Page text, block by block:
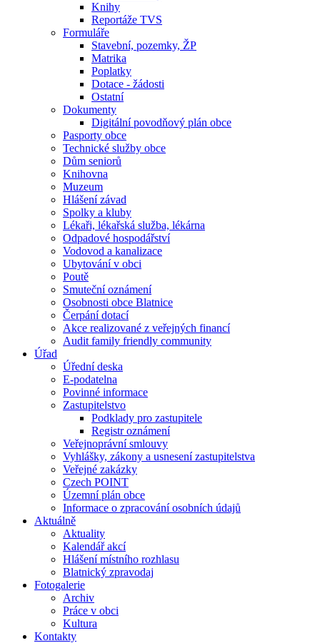
Knihy
Reportáže TVS
Formuláře
Stavební, pozemky, ŽP
Matrika
Poplatky
Dotace - žádosti
Ostatní
Dokumenty
Digitální povodňový plán obce
Pasporty obce
Technické služby obce
Dům seniorů
Knihovna
Muzeum
Hlášení závad
Spolky a kluby
Lékaři, lékařská služba, lékárna
Odpadové hospodářství
Vodovod a kanalizace
Ubytování v obci
Poutě
Smuteční oznámení
Osobnosti obce Blatnice
Čerpání dotací
Akce realizované z veřejných financí
Audit family friendly community
Úřad
Úřední deska
E-podatelna
Povinné informace
Zastupitelstvo
Podklady pro zastupitele
Registr oznámení
Veřejnoprávní smlouvy
Vyhlášky, zákony a usnesení zastupitelstva
Veřejné zakázky
Czech POINT
Územní plán obce
Informace o zpracování osobních údajů
Aktuálně
Aktuality
Kalendář akcí
Hlášení místního rozhlasu
Blatnický zpravodaj
Fotogalerie
Archiv
Práce v obci
Kultura
Kontakty